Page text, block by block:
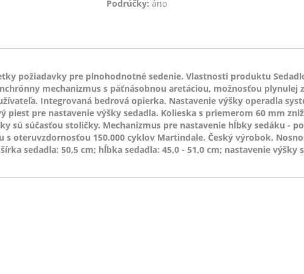
Podrúčky: áno
požiadavky pre plnohodnotné sedenie. Vlastnosti produktu
mechanizmus s päťnásobnou aretáciou, možnosťou plynulej
Integrovaná bedrová opierka. Nastavenie výšky operadla
piest pre nastavenie výšky sedadla. Kolieska s priemerom 60 mm
sú súčasťou stoličky. Mechanizmus pre nastavenie hĺbky sedáku -
oteruvzdornosťou 150.000 cyklov Martindale. Český výrobok.
sedadla: 50,5 cm; hĺbka sedadla: 45,0 - 51,0 cm; nastavenie výšky